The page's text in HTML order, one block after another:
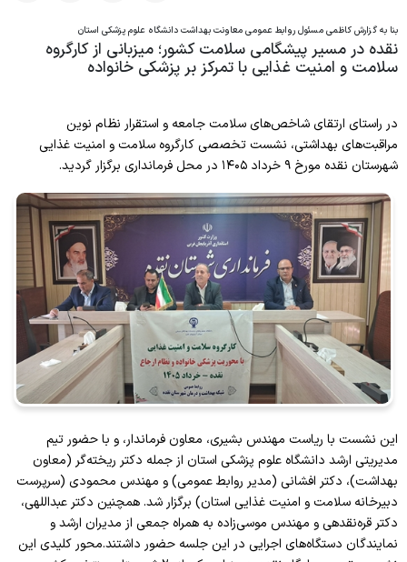
پیشگیری و مبارزه با بیماریهای غیرواگیر
سلامت روانی،اجتماعی و اعتیاد
بهبود تغذیه جامعه
بهداشت دهان و دندان
بنا به گزارش کاظمی مسئول روابط عمومی معاونت بهداشت دانشگاه علوم پزشکی استان
نقده در مسیر پیشگامی سلامت کشور؛ میزبانی از کارگروه
سلامت و امنیت غذایی با تمرکز بر پزشکی خانواده
در راستای ارتقای شاخص‌های سلامت جامعه و استقرار نظام نوین
مراقبت‌های بهداشتی، نشست تخصصی کارگروه سلامت و امنیت غذایی
شهرستان نقده مورخ ۹ خرداد ۱۴۰۵ در محل فرمانداری برگزار گردید.
این نشست با ریاست مهندس بشیری، معاون فرماندار، و با حضور تیم
مدیریتی ارشد دانشگاه علوم پزشکی استان از جمله دکتر ریخته‌گر (معاون
بهداشت)، دکتر افشانی (مدیر روابط عمومی) و مهندس محمودی (سرپرست
دبیرخانه سلامت و امنیت غذایی استان) برگزار شد. همچنین دکتر عبداللهی،
دکتر قره‌نقدهی و مهندس موسی‌زاده به همراه جمعی از مدیران ارشد و
نمایندگان دستگاه‌های اجرایی در این جلسه حضور داشتند.محور کلیدی این